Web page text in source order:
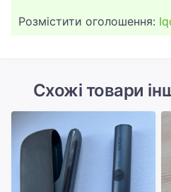
Розмістити оголошення:
Схожі товари